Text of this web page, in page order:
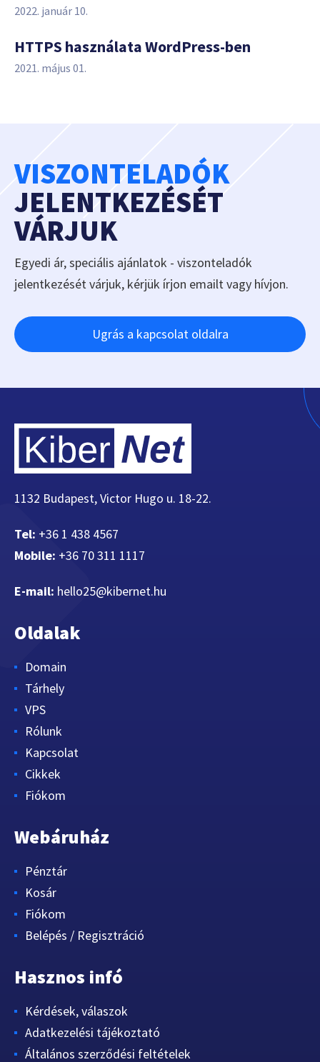
2022. január 10.
HTTPS használata WordPress-ben
2021. május 01.
VISZONTELADÓK
JELENTKEZÉSÉT
VÁRJUK
Egyedi ár, speciális ajánlatok - viszonteladók
jelentkezését várjuk, kérjük írjon emailt vagy hívjon.
Ugrás a kapcsolat oldalra
1132 Budapest, Victor Hugo u. 18-22.
Tel: +36 1 438 4567
Mobile: +36 70 311 1117
E-mail: hello25@kibernet.hu
Oldalak
Domain
Tárhely
VPS
Rólunk
Kapcsolat
Cikkek
Fiókom
Webáruház
Pénztár
Kosár
Fiókom
Belépés / Regisztráció
Hasznos infó
Kérdések, válaszok
Adatkezelési tájékoztató
Általános szerződési feltételek